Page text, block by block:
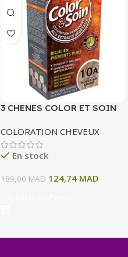
3 CHENES COLOR ET SOIN
10 A BLOND CLAIR CENDRE
135 ML
COLORATION CHEVEUX
En stock
189,00MAD 124,74 MAD